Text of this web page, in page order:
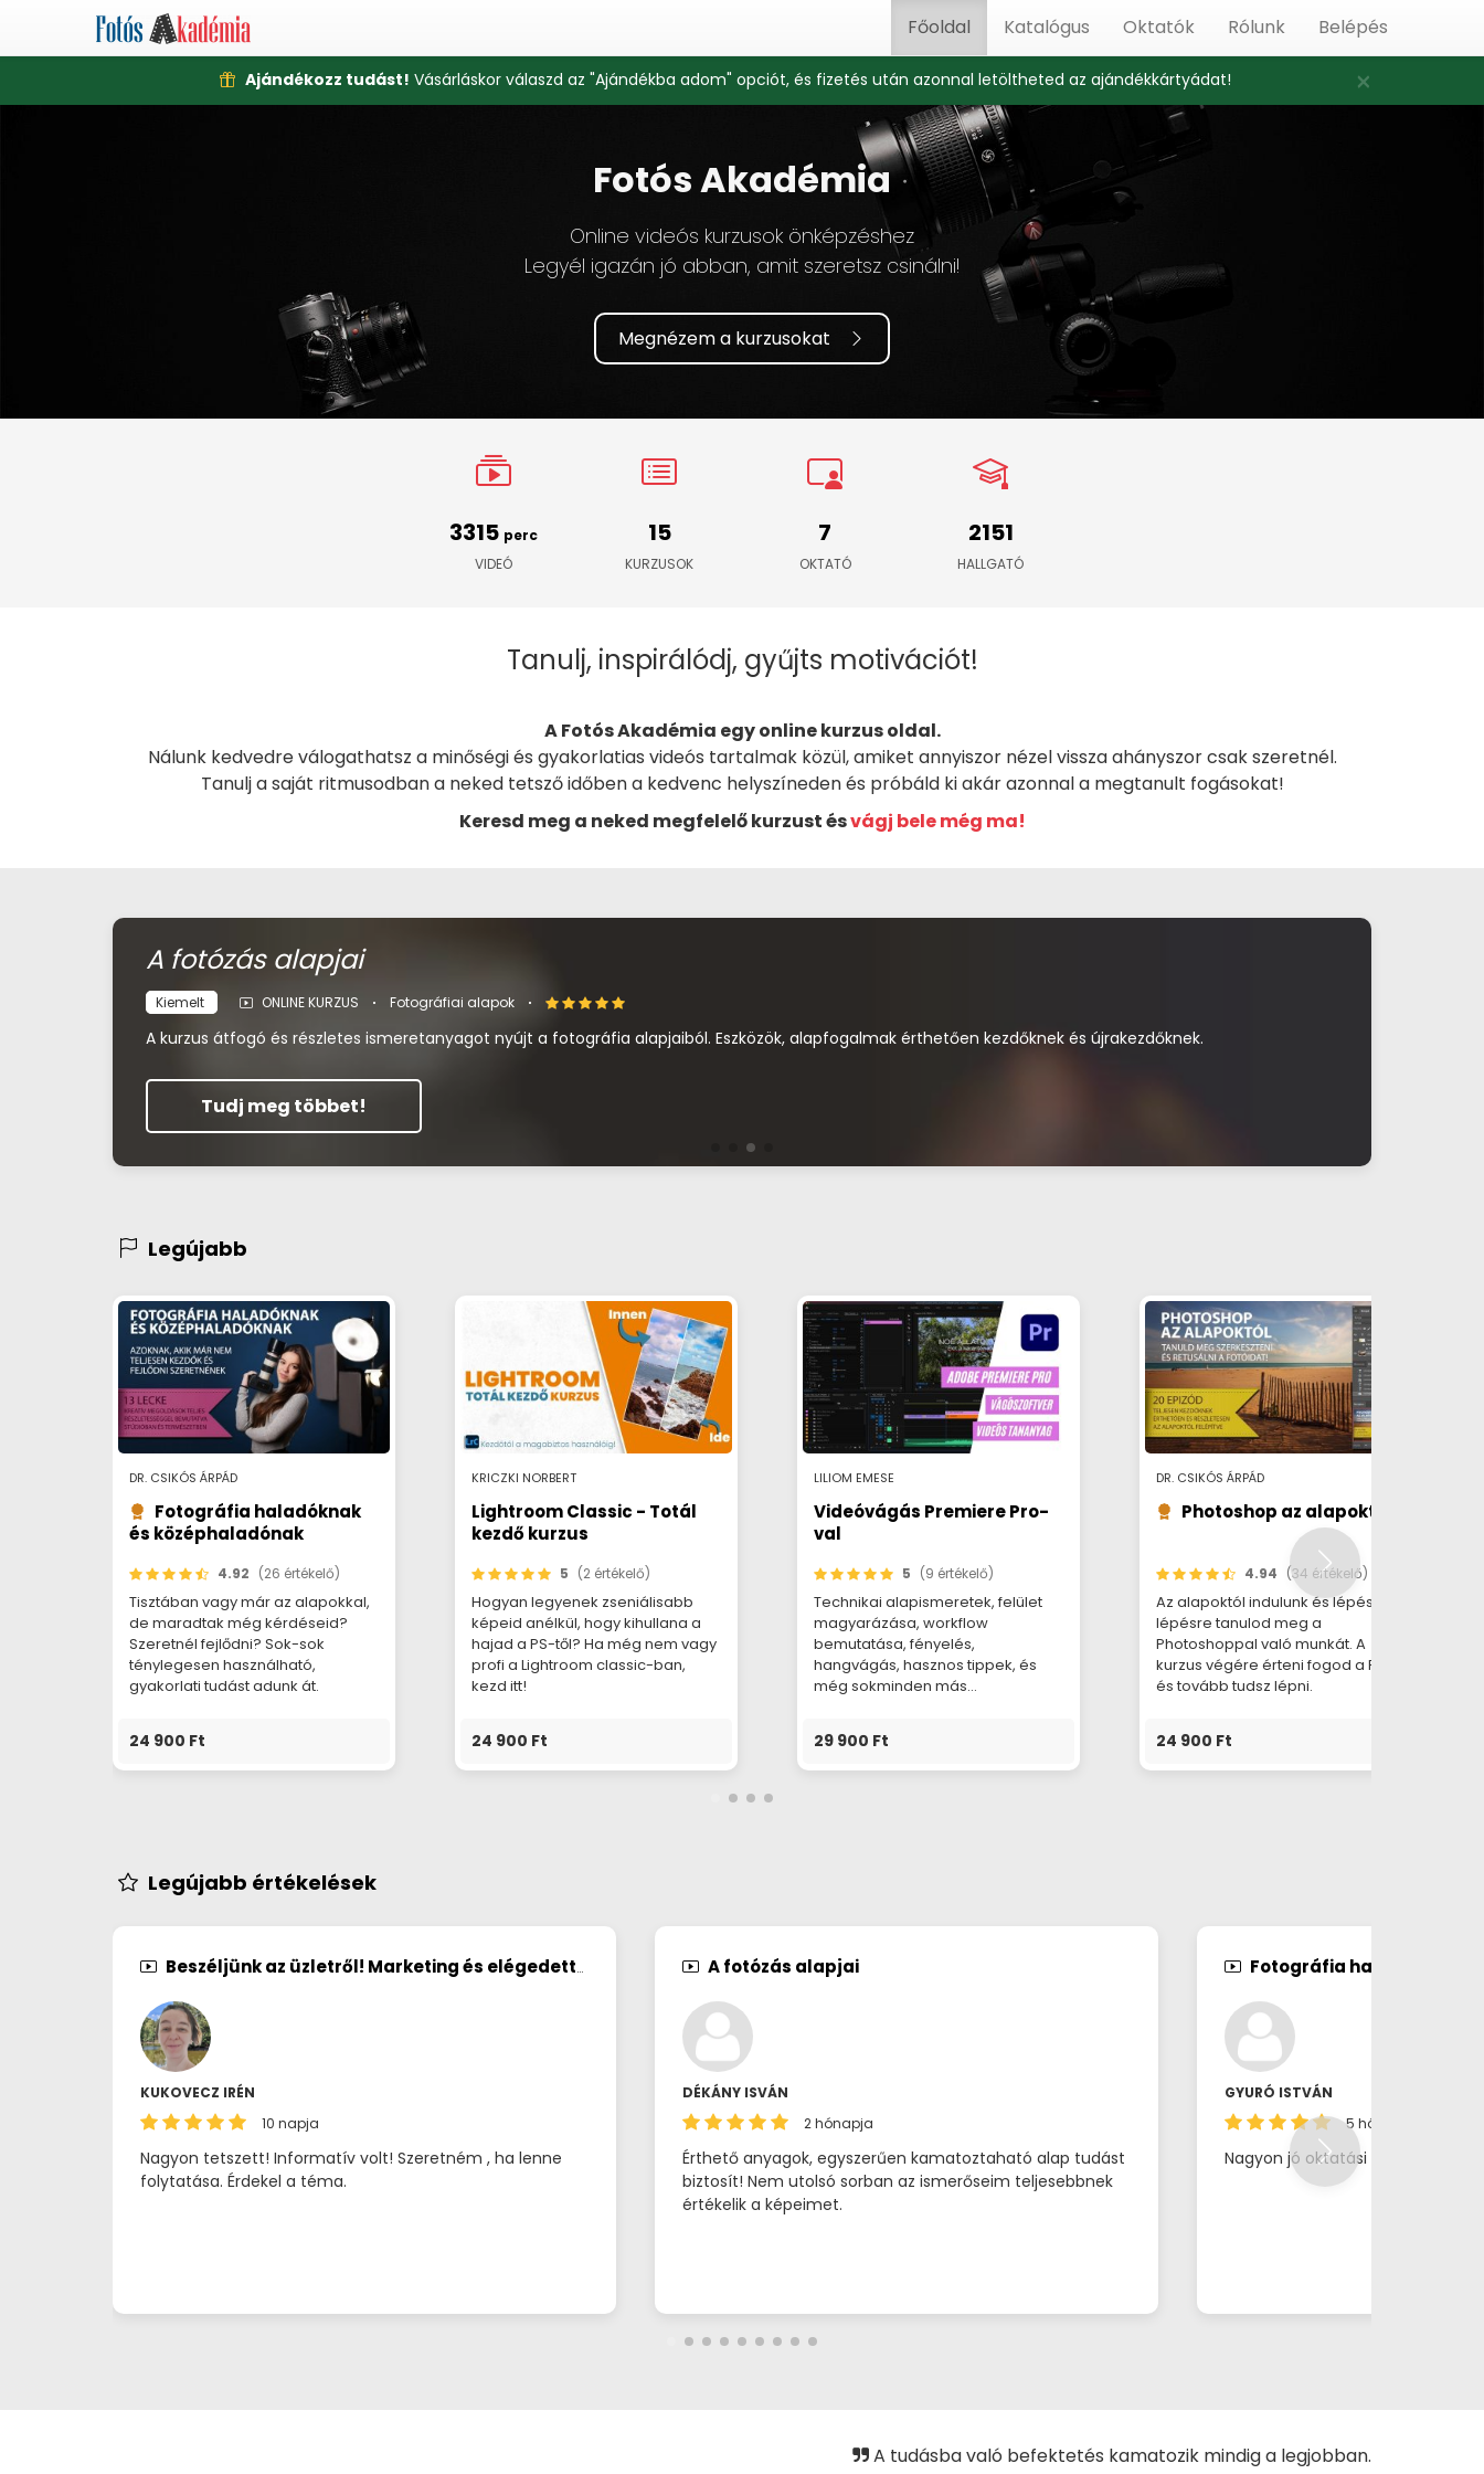
Főoldal Katalógus Oktatók Rólunk Belépés
Ajándékozz tudást! Vásárláskor válaszd az "Ajándékba adom" opciót, és fizetés után azonnal letöltheted az ajándékkártyádat! ×
Fotós Akadémia
Online videós kurzusok önképzéshez
Legyél igazán jó abban, amit szeretsz csinálni!
Megnézem a kurzusokat
3315 perc
VIDEÓ
15
KURZUSOK
7
OKTATÓ
2151
HALLGATÓ
Tanulj, inspirálódj, gyűjts motivációt!
A Fotós Akadémia egy online kurzus oldal.
Nálunk kedvedre válogathatsz a minőségi és gyakorlatias videós tartalmak közül, amiket annyiszor nézel vissza ahányszor csak szeretnél.
Tanulj a saját ritmusodban a neked tetsző időben a kedvenc helyszíneden és próbáld ki akár azonnal a megtanult fogásokat!
Keresd meg a neked megfelelő kurzust ésvágj bele még ma!
A fotózás alapjai
Kiemelt ONLINE KURZUS Fotográfiai alapok
A kurzus átfogó és részletes ismeretanyagot nyújt a fotográfia alapjaiból. Eszközök, alapfogalmak érthetően kezdőknek és újrakezdőknek.
Tudj meg többet!
Legújabb
DR. CSIKÓS ÁRPÁD
Fotográfia haladóknak
és középhaladónak
4.92 (26 értékelő)
Tisztában vagy már az alapokkal,
de maradtak még kérdéseid?
Szeretnél fejlődni? Sok-sok
ténylegesen használható,
gyakorlati tudást adunk át.
24 900 Ft
KRICZKI NORBERT
Lightroom Classic - Totál
kezdő kurzus
5 (2 értékelő)
Hogyan legyenek zseniálisabb
képeid anélkül, hogy kihullana a
hajad a PS-től? Ha még nem vagy
profi a Lightroom classic-ban,
kezd itt!
24 900 Ft
LILIOM EMESE
Videóvágás Premiere Pro-
val
5 (9 értékelő)
Technikai alapismeretek, felület
magyarázása, workflow
bemutatása, fényelés,
hangvágás, hasznos tippek, és
még sokminden más...
29 900 Ft
DR. CSIKÓS ÁRPÁD
Photoshop az alapoktól
4.94 (34 értékelő)
Az alapoktól indulunk és lépésről-
lépésre tanulod meg a
Photoshoppal való munkát. A
kurzus végére érteni fogod a PS-t
és tovább tudsz lépni.
24 900 Ft
Legújabb értékelések
Beszéljünk az üzletről! Marketing és elégedettség
KUKOVECZ IRÉN
10 napja
Nagyon tetszett! Informatív volt! Szeretném , ha lenne
folytatása. Érdekel a téma.
A fotózás alapjai
DÉKÁNY ISVÁN
2 hónapja
Érthető anyagok, egyszerűen kamatoztaható alap tudást
biztosít! Nem utolsó sorban az ismerőseim teljesebbnek
értékelik a képeimet.
Fotográfia haladóknak
GYURÓ ISTVÁN
5 hónapja
Nagyon jó oktatási anyag.
A tudásba való befektetés kamatozik mindig a legjobban.